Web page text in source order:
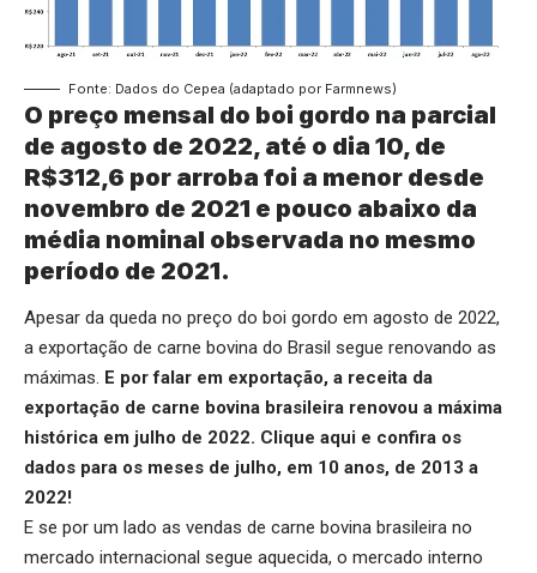
Fonte: Dados do Cepea (adaptado por Farmnews)
O preço mensal do boi gordo na parcial
de agosto de 2022, até o dia 10, de
R$312,6 por arroba foi a menor desde
novembro de 2021 e pouco abaixo da
média nominal observada no mesmo
período de 2021.
Apesar da queda no preço do boi gordo em agosto de 2022,
a exportação de carne bovina do Brasil segue renovando as
máximas. E por falar em exportação, a receita da
exportação de carne bovina brasileira renovou a máxima
histórica em julho de 2022. Clique aqui e confira os
dados para os meses de julho, em 10 anos, de 2013 a
2022!
E se por um lado as vendas de carne bovina brasileira no
mercado internacional segue aquecida, o mercado interno